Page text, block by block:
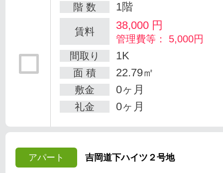
階 数 1階
賃料 38,000 円
管理費等： 5,000円
間取り
1K
面 積 22.79㎡
敷金 0ヶ月
礼金 0ヶ月
アパート 吉岡道下ハイツ２号地